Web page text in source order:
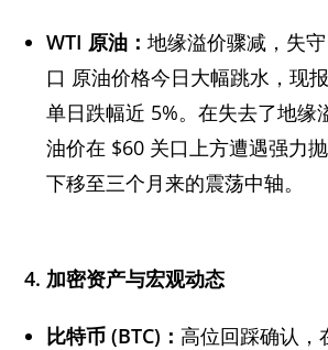
WTI 原油：地缘溢价骤减，失
口 原油价格今日大幅跳水，现
单日跌幅近 5%。在失去了地缘
油价在 $60 关口上方遭遇强力
下移至三个月来的震荡中轴。
4. 加密资产与宏观动态
比特币 (BTC)：高位回踩确认，